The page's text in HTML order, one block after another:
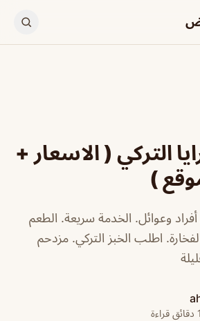
التركي ( الاسعار +
)
أفراد وعوائل. الخدمة سريعة. الطعم
اطلب الخبز التركي. مزدحم